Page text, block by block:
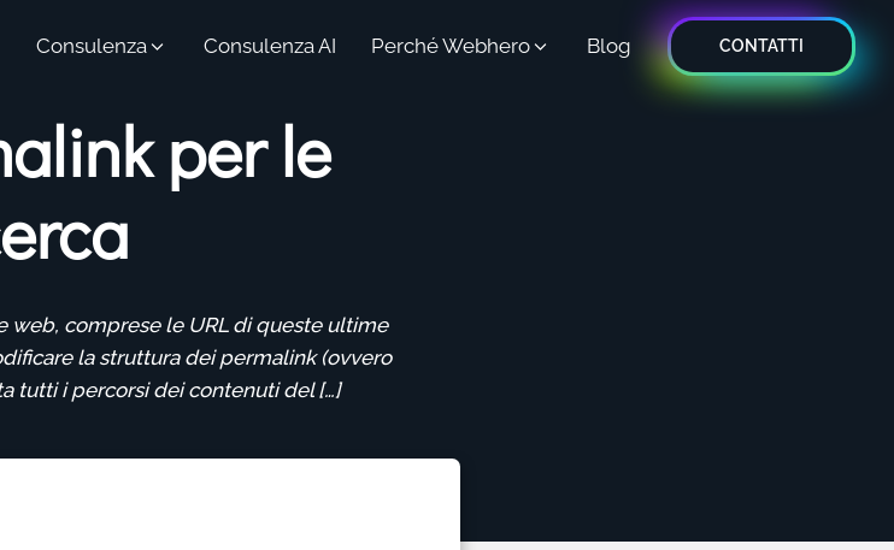
Consulenza Consulenza AI Perché Webhero Blog CONTATTI
per le
web, comprese le URL di queste ultime
la struttura dei permalink (ovvero
tutti i percorsi dei contenuti del […]